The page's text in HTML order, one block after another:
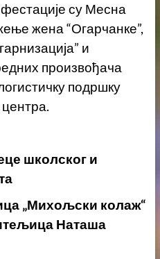
су Месна
жена “Огарчанке”,
и
произвођача
подршку
школског и
„Михољски колаж“
Наташа